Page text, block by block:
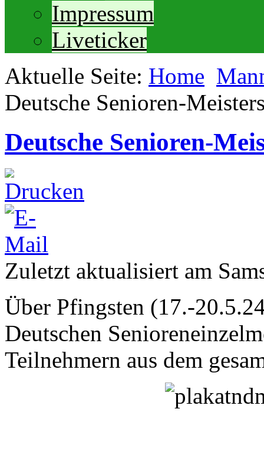
Impressum
Liveticker
Aktuelle Seite: Home
Deutsche Senioren-
Deutsche Senioren-
Zuletzt aktualisiert am
Über Pfingsten (17.-
Deutschen
Teilnehmern aus dem